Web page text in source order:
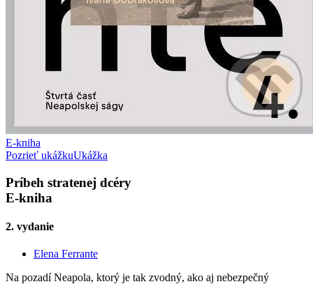
E-kniha
Pozrieť ukážkuUkážka
Príbeh stratenej dcéry
E-kniha
2. vydanie
Elena Ferrante
Na pozadí Neapola, ktorý je tak zvodný, ako aj nebezpečný